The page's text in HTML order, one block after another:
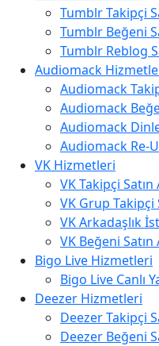
Tumblr Takipçi
Tumblr Beğeni
Tumblr Reblog
Audiomack
Audiomack
Audiomack
Audiomack
Audiomack Re-
VK Hizmetleri
VK Takipçi Satın
VK Grup Takipçi
VK Arkadaşlık
VK Beğeni Satın
Bigo Live Hizmetleri
Bigo Live Canlı
Deezer Hizmetleri
Deezer Takipçi
Deezer Beğeni